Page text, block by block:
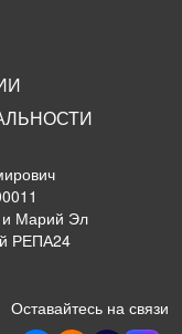
и Марий Эл
РЕПА24
Оставайтесь на связи